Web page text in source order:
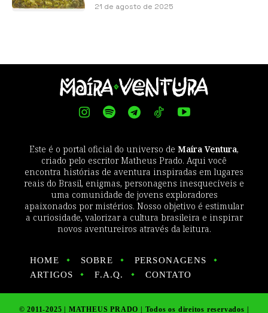
21 de agosto de 2025
Este é o portal oficial do universo de Maíra Ventura,
criado pelo escritor Matheus Prado. Aqui você
encontra histórias de aventura inspiradas em lugares
reais do Brasil, enigmas, personagens inesquecíveis e
uma comunidade de jovens exploradores
apaixonados por mistérios. Nosso objetivo é estimular
a curiosidade, valorizar a cultura brasileira e inspirar
novos aventureiros através da leitura.
HOME SOBRE
PERSONAGENS
ARTIGOS
F.A.Q. CONTATO
© 2011-2025 | MATHEUS PRADO | Todos os direitos reservados |